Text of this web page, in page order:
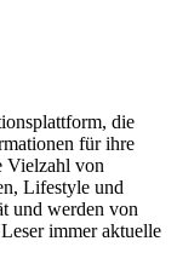
die
für ihre
Vielzahl von
Lifestyle und
und werden von
immer aktuelle